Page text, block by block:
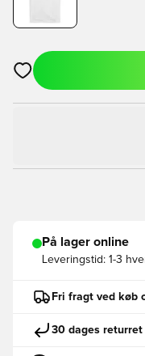
Åbner en Modal til at
På lager online
Leveringstid: 1-3
Fri fragt ved køb
30 dages returret